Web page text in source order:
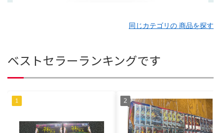
同じカテゴリの 商品を探す
ベストセラーランキングです